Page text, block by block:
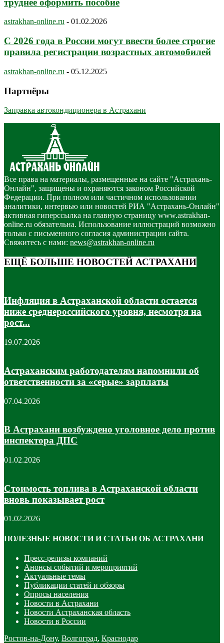
astrakhan-online.ru - 01.02.2026
С 2026 года в России могут ввести более строгие
правила регистрации возрастных автомобилей
astrakhan-online.ru - 05.12.2025
Партнёры
Заправка автокондиционера в Астрахани
Все права на материалы, размещенные на сайте "Астрахань-
Онлайн", защищены и охраняются законом Российской
Федерации. При полном или частичном использовании
аналитики, интервью или новостей РИА "Астрахань-Онлайн"
активная гиперссылка на главную страницу www.astrakhan-
online.ru обязательна. Использование иллюстраций возможно
только с письменного согласия администрации сайта.
Свяжитесь с нами: news@astrakhan-online.ru
ЕЩЁ БОЛЬШЕ НОВОСТЕЙ АСТРАХАНИ
Инфляция в Астраханской области остается
ниже среднероссийского уровня, несмотря на
рост...
19.07.2026
Астраханским работодателям напомнили об
ответственности за «серые» зарплаты
07.04.2026
В Астрахани возбуждено уголовное дело против
инспектора ДПС
01.02.2026
Стоимость топлива в Астраханской области
вновь показывает рост
01.02.2026
ПОЛЕЗНЫЕ НОВОСТИ И СТАТЬИ ОБ АСТРАХАНИ
Пресс-релизы компаний
Анонсы событий и мероприятий
Актуальные темы
Публикации статей и обзоры
Опросы населения
Новости в Астрахани
Новости Астраханская область
Новости в России
Ростов-на-Дону, Волгоград, Краснодар